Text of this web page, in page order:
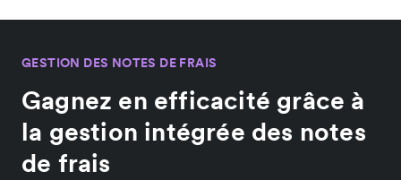
GESTION DES NOTES DE FRAIS
Gagnez en efficacité grâce à
la gestion intégrée des notes
de frais